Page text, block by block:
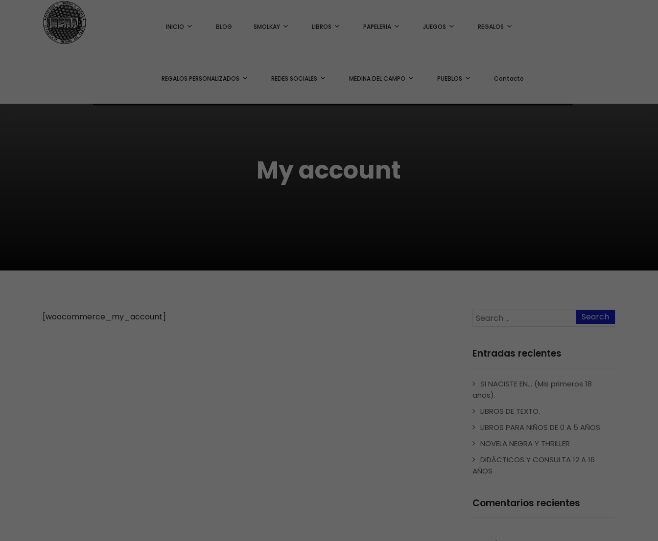
INICIO BLOG SMOLKAY LIBROS PAPELERIA JUEGOS REGALOS
REGALOS PERSONALIZADOS REDES SOCIALES MEDINA DEL CAMPO PUEBLOS Contacto
My account
[woocommerce_my_account]
Entradas recientes
SI NACISTE EN… (Mis primeros 18
años).
LIBROS DE TEXTO.
LIBROS PARA NIÑOS DE 0 A 5 AÑOS
NOVELA NEGRA Y THRILLER
DIDÁCTICOS Y CONSULTA 12 A 16
AÑOS
Comentarios recientes